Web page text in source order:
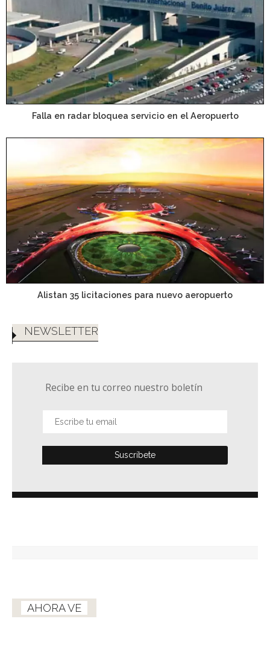
Falla en radar bloquea servicio en el Aeropuerto
Alistan 35 licitaciones para nuevo aeropuerto
NEWSLETTER
Recibe en tu correo nuestro boletín
AHORA VE